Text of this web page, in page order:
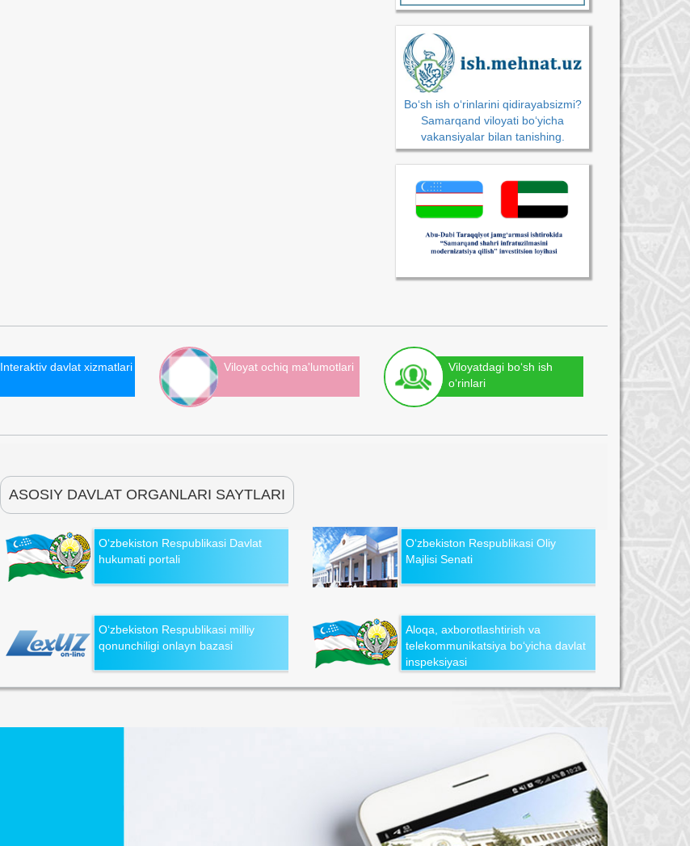
Bo‘sh ish o‘rinlarini qidirayabsizmi?
Samarqand viloyati bo‘yicha
vakansiyalar bilan tanishing.
Interaktiv davlat xizmatlari Viloyat ochiq ma'lumotlari
Viloyatdagi bo‘sh ish
o‘rinlari
ASOSIY DAVLAT ORGANLARI SAYTLARI
O‘zbekiston Respublikasi Davlat
hukumati portali
O‘zbekiston Respublikasi Oliy
Majlisi Senati
O‘zbekiston Respublikasi milliy
qonunchiligi onlayn bazasi
Aloqa, axborotlashtirish va
telekommunikatsiya bo‘yicha davlat
inspeksiyasi